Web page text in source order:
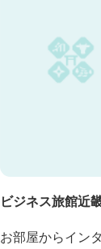
ビジネス旅館近
お部屋からイン